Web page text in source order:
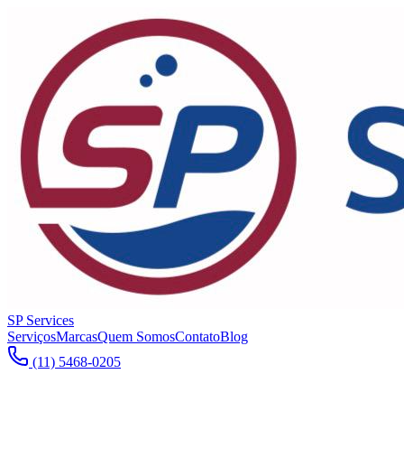
SP Services
ServiçosMarcasQuem SomosContatoBlog
(11) 5468-0205